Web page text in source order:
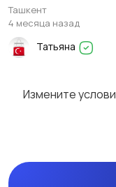
Свитеры и
1
Спортивная
Ташкент
4 месяца назад
Татьяна
Измените